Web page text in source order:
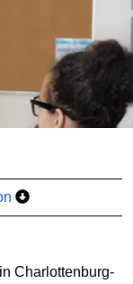
Charlottenburg-